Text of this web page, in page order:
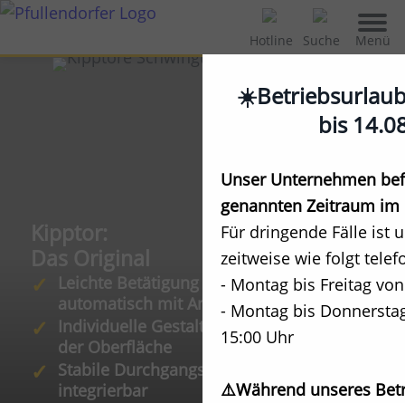
Hotline Suche Menü
Leichte Betätigung per Hand oder
automatisch mit Antrieb
Individuelle Gestaltungsmöglichkeiten
der Oberfläche
Stabile Durchgangstür im Tor
integrierbar
bis
Unser Unternehmen
genannten Zeitraum
Für dringende Fälle ist
zeitweise wie folgt
- Montag bis Freitag
- Montag bis
15:00 Uhr
⚠️Während unseres